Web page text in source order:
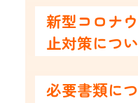
新型コロナ
止対策につ
必要書類に